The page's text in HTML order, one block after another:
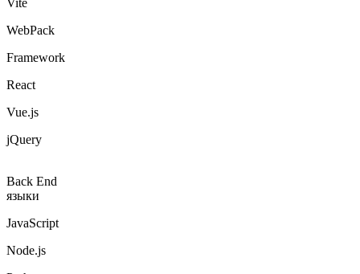
WebPack
Framework
React
Vue.js
jQuery
языки
JavaScript
Node.js
Python